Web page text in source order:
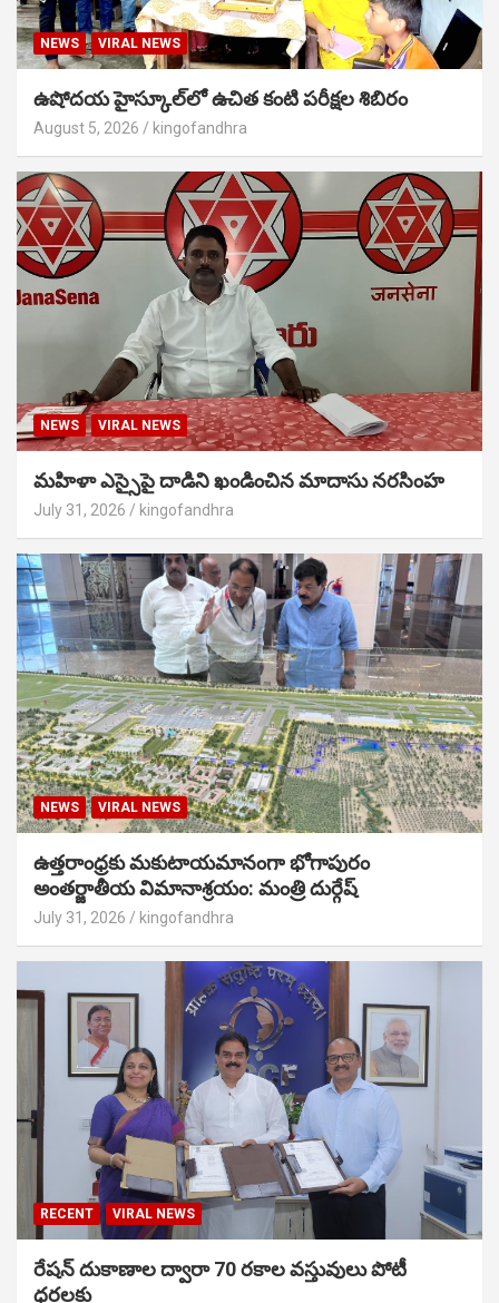
NEWS VIRAL NEWS
ఉషోదయ హైస్కూల్‌లో ఉచిత కంటి పరీక్షల శిబిరం
August 5, 2026 kingofandhra
NEWS VIRAL NEWS
మహిళా ఎస్సైపై దాడిని ఖండించిన మాదాసు నరసింహ
July 31, 2026 kingofandhra
NEWS VIRAL NEWS
ఉత్తరాంధ్రకు మకుటాయమానంగా భోగాపురం
అంతర్జాతీయ విమానాశ్రయం: మంత్రి దుర్గేష్
July 31, 2026 kingofandhra
RECENT VIRAL NEWS
రేషన్ దుకాణాల ద్వారా 70 రకాల వస్తువులు పోటీ
ధరలకు